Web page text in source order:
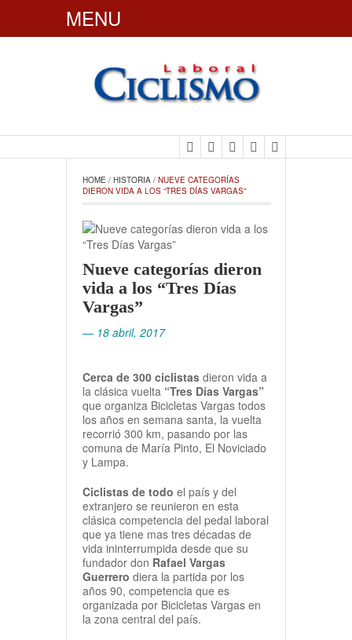
MENU
CiclismoLaboral
HOME / HISTORIA / NUEVE CATEGORÍAS
DIERON VIDA A LOS “TRES DÍAS VARGAS”
Nueve categorías dieron
vida a los “Tres Días
Vargas”
— 18 abril, 2017
Cerca de 300 ciclistas dieron vida a
la clásica vuelta “Tres Días Vargas”
que organiza Bicicletas Vargas todos
los años en semana santa, la vuelta
recorrió 300 km, pasando por las
comuna de María Pinto, El Noviciado
y Lampa.
Ciclistas de todo el país y del
extranjero se reunieron en esta
clásica competencia del pedal laboral
que ya tiene mas tres décadas de
vida ininterrumpida desde que su
fundador don Rafael Vargas
Guerrero diera la partida por los
años 90, competencia que es
organizada por Bicicletas Vargas en
la zona central del país.